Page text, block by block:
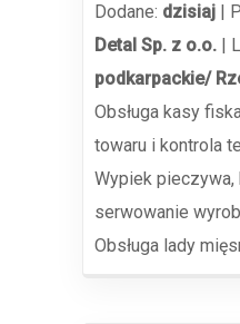
Dodane: dzisiaj |
Detal Sp. z o.o. |
podkarpackie/
Obsługa kasy
towaru i kontrola
Wypiek pieczywa,
serwowanie
Obsługa lady